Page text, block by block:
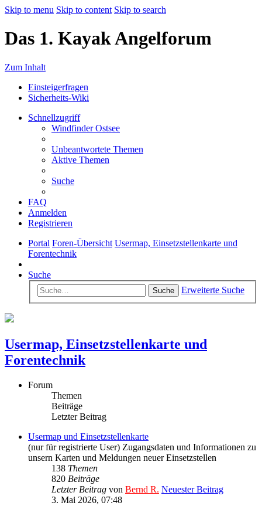
Skip to menu Skip to content Skip to search
Das 1. Kayak Angelforum
Zum Inhalt
Einsteigerfragen
Sicherheits-Wiki
Schnellzugriff
Windfinder Ostsee
Unbeantwortete Themen
Aktive Themen
Suche
FAQ
Anmelden
Registrieren
Portal Foren-Übersicht Usermap, Einsetzstellenkarte und
Forentechnik
Suche
Suche Erweiterte Suche
Usermap, Einsetzstellenkarte und
Forentechnik
Forum
Themen
Beiträge
Letzter Beitrag
Usermap und Einsetzstellenkarte
(nur für registrierte User) Zugangsdaten und Informationen zu
unsern Karten und Meldungen neuer Einsetzstellen
138 Themen
820 Beiträge
Letzter Beitrag von Bernd R. Neuester Beitrag
3. Mai 2026, 07:48